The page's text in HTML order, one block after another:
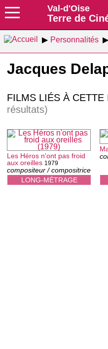
Val-d'Oise
Terre de
Personnalités
Jacques
FILMS LIÉS À CETTE
résultats)
LONG-MÉTRAGE
Les Héros n'ont pas froid
aux oreilles 1979
compositeur / compositrice